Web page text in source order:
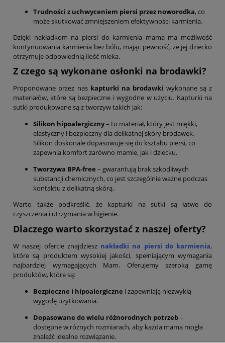
Trudności z uchwyceniem piersi przez noworodka, co
może skutkować zmniejszeniem efektywności karmienia.
Dzięki nakładkom na piersi do karmienia mama ma możliwość
kontynuowania karmienia bez bólu, mając pewność, że jej dziecko
otrzymuje odpowiednią ilość mleka.
Z czego są wykonane osłonki na brodawki?
Proponowane przez nas kapturki na brodawki wykonane są z
materiałów, które są bezpieczne i wygodne w użyciu. Kapturki na
sutki produkowane są z tworzyw takich jak:
Silikon hipoalergiczny– to materiał, który jest miękki,
elastyczny i bezpieczny dla delikatnej skóry brodawek.
Silikon doskonale dopasowuje się do kształtu piersi, co
zapewnia komfort zarówno mamie, jak i dziecku.
Tworzywa BPA-free – gwarantują brak szkodliwych
substancji chemicznych, co jest szczególnie ważne podczas
kontaktu z delikatną skórą.
Warto także podkreślić, że kapturki na sutki są łatwe do
czyszczenia i utrzymania w higienie.
Dlaczego warto skorzystać z naszej oferty?
W naszej ofercie znajdziesz nakładki na piersi do karmienia,
które są produktem wysokiej jakości, spełniającym wymagania
najbardziej wymagających Mam. Oferujemy szeroką gamę
produktów, które są:
Bezpieczne i hipoalergiczne i zapewniają niezwykłą
wygodę użytkowania.
Dopasowane do wielu różnorodnych potrzeb–
dostępne w różnych rozmiarach, aby każda mama mogła
znaleźć idealne rozwiązanie.